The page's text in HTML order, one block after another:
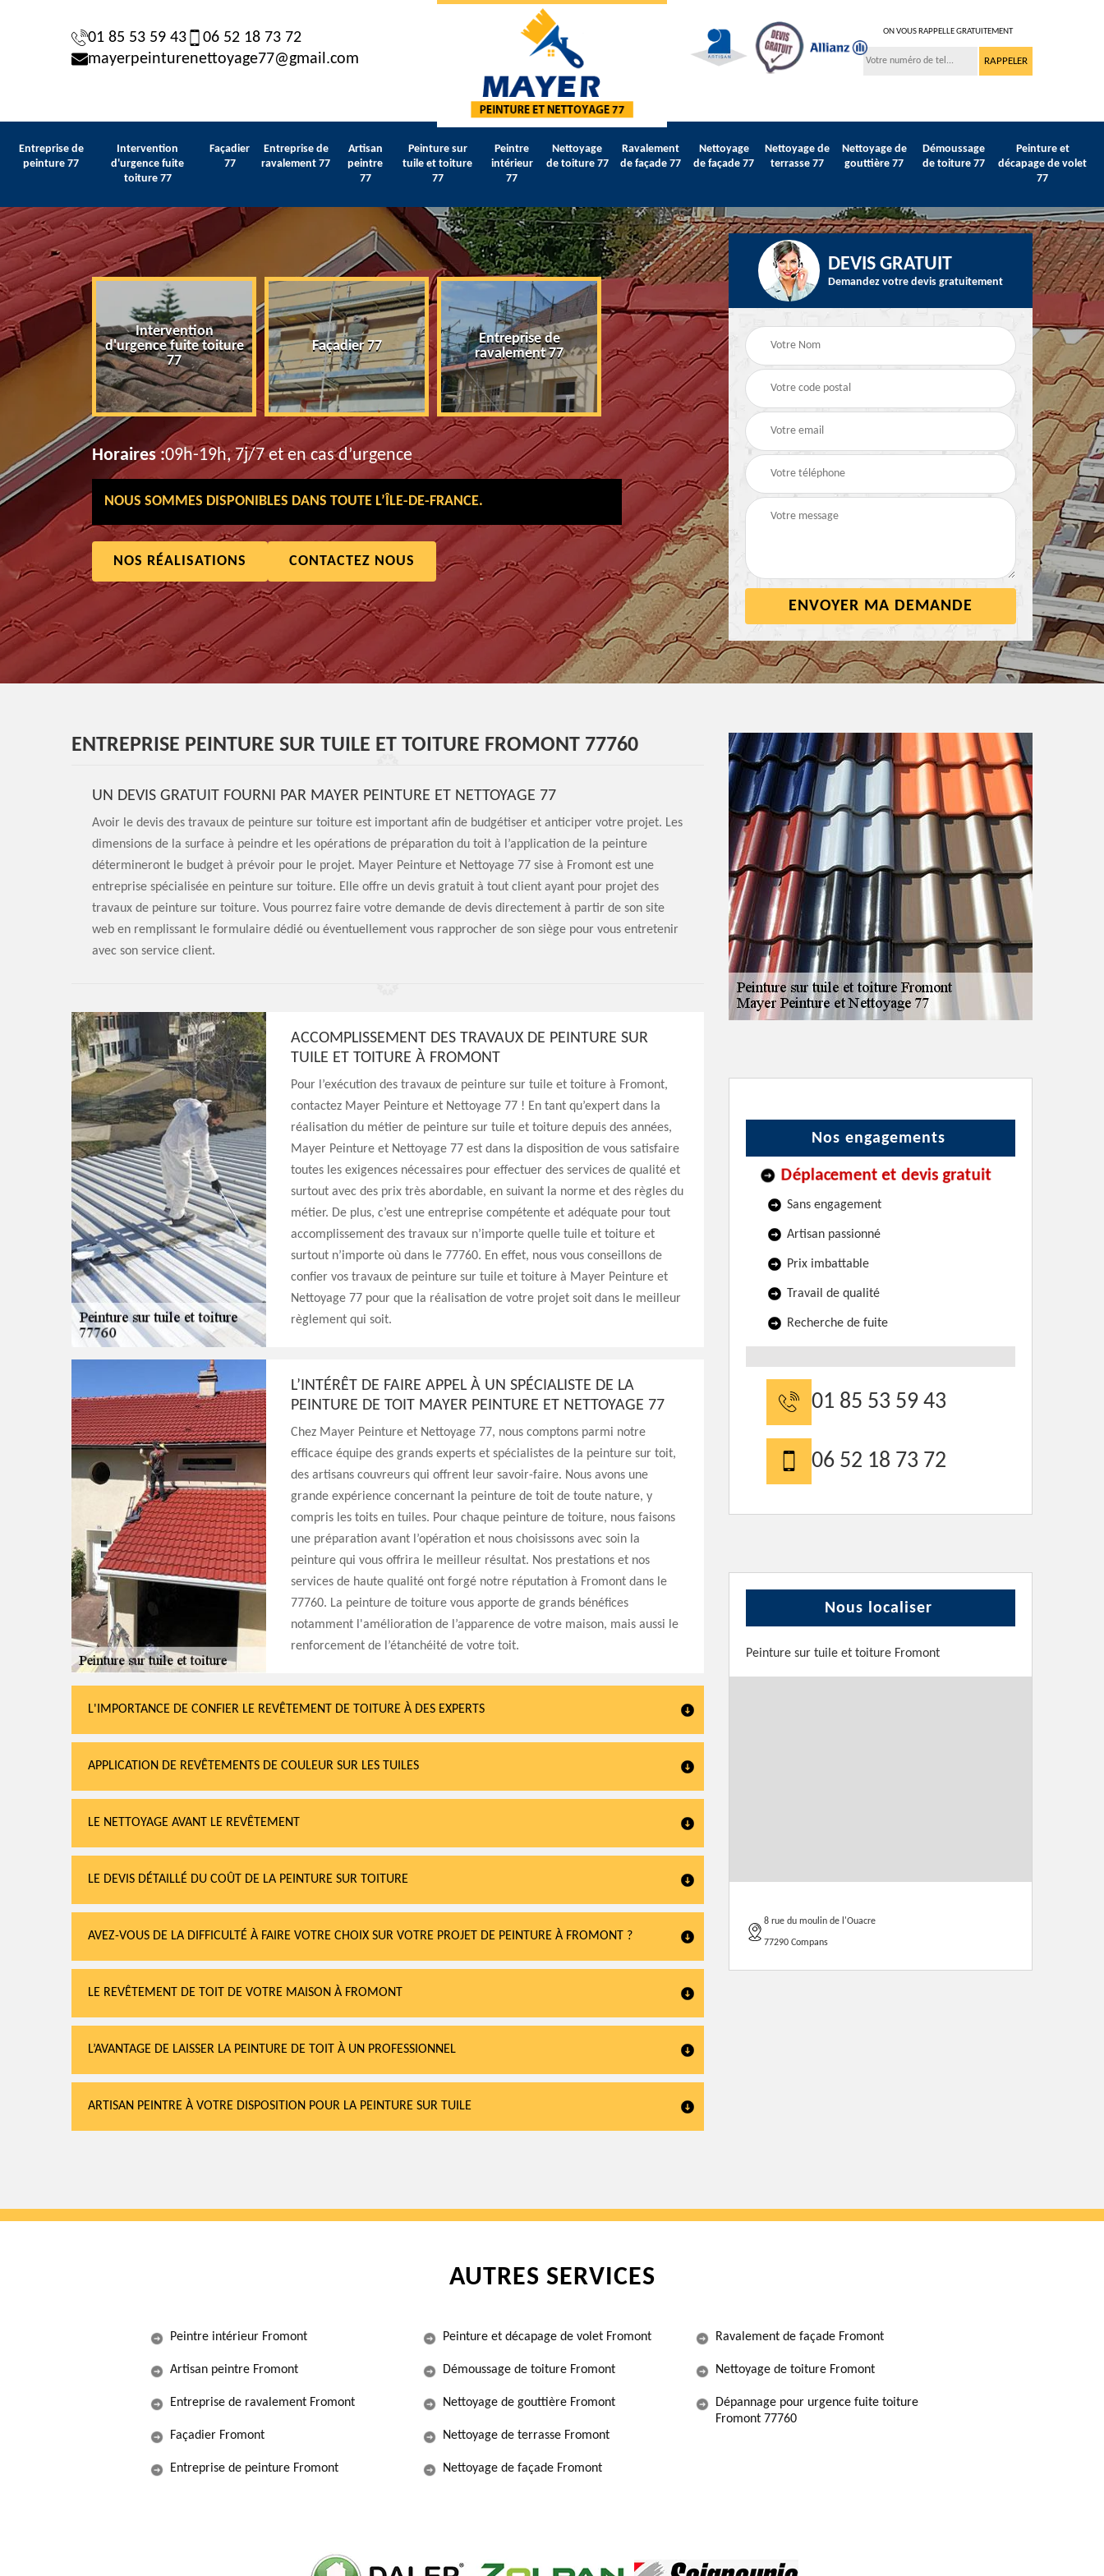
01 85 53 59 43
06 52 18 73 72
mayerpeinturenettoyage77@gmail.com
ON VOUS RAPPELLE GRATUITEMENT
Entreprise de
peinture 77
Intervention
d'urgence fuite
toiture 77
Façadier
77
Entreprise de
ravalement 77
Artisan
peintre
77
Peinture sur
tuile et toiture
77
Peintre
intérieur
77
Nettoyage
de toiture 77
Ravalement
de façade 77
Nettoyage
de façade 77
Nettoyage de
terrasse 77
Nettoyage de
gouttière 77
Démoussage
de toiture 77
Peinture et
décapage de volet
77
peinture
Intervention
d'urgence fuite toiture
77
Façadier 77
Entreprise de
ravalement 77
Artisan peintre 77
Peinture sur tuile et
Peintre intérieur 77
Horaires :09h-19h, 7j/7 et en cas d’urgence
NOUS SOMMES DISPONIBLES DANS TOUTE L’ÎLE-DE-FRANCE.
NOS RÉALISATIONS CONTACTEZ NOUS
DEVIS GRATUIT
Demandez votre devis gratuitement
ENTREPRISE PEINTURE SUR TUILE ET TOITURE FROMONT 77760
UN DEVIS GRATUIT FOURNI PAR MAYER PEINTURE ET NETTOYAGE 77
Avoir le devis des travaux de peinture sur toiture est important afin de budgétiser et anticiper votre projet. Les
dimensions de la surface à peindre et les opérations de préparation du toit à l’application de la peinture
détermineront le budget à prévoir pour le projet. Mayer Peinture et Nettoyage 77 sise à Fromont est une
entreprise spécialisée en peinture sur toiture. Elle offre un devis gratuit à tout client ayant pour projet des
travaux de peinture sur toiture. Vous pourrez faire votre demande de devis directement à partir de son site
web en remplissant le formulaire dédié ou éventuellement vous rapprocher de son siège pour vous entretenir
avec son service client.
ACCOMPLISSEMENT DES TRAVAUX DE PEINTURE SUR
TUILE ET TOITURE À FROMONT
Pour l’exécution des travaux de peinture sur tuile et toiture à Fromont,
contactez Mayer Peinture et Nettoyage 77 ! En tant qu’expert dans la
réalisation du métier de peinture sur tuile et toiture depuis des années,
Mayer Peinture et Nettoyage 77 est dans la disposition de vous satisfaire
toutes les exigences nécessaires pour effectuer des services de qualité et
surtout avec des prix très abordable, en suivant la norme et des règles du
métier. De plus, c’est une entreprise compétente et adéquate pour tout
accomplissement des travaux sur n’importe quelle tuile et toiture et
surtout n’importe où dans le 77760. En effet, nous vous conseillons de
confier vos travaux de peinture sur tuile et toiture à Mayer Peinture et
Nettoyage 77 pour que la réalisation de votre projet soit dans le meilleur
règlement qui soit.
L’INTÉRÊT DE FAIRE APPEL À UN SPÉCIALISTE DE LA
PEINTURE DE TOIT MAYER PEINTURE ET NETTOYAGE 77
Chez Mayer Peinture et Nettoyage 77, nous comptons parmi notre
efficace équipe des grands experts et spécialistes de la peinture sur toit,
des artisans couvreurs qui offrent leur savoir-faire. Nous avons une
grande expérience concernant la peinture de toit de toute nature, y
compris les toits en tuiles. Pour chaque peinture de toiture, nous faisons
une préparation avant l’opération et nous choisissons avec soin la
peinture qui vous offrira le meilleur résultat. Nos prestations et nos
services de haute qualité ont forgé notre réputation à Fromont dans le
77760. La peinture de toiture vous apporte de grands bénéfices
notamment l'amélioration de l’apparence de votre maison, mais aussi le
renforcement de l’étanchéité de votre toit.
L'IMPORTANCE DE CONFIER LE REVÊTEMENT DE TOITURE À DES EXPERTS
APPLICATION DE REVÊTEMENTS DE COULEUR SUR LES TUILES
LE NETTOYAGE AVANT LE REVÊTEMENT
LE DEVIS DÉTAILLÉ DU COÛT DE LA PEINTURE SUR TOITURE
AVEZ-VOUS DE LA DIFFICULTÉ À FAIRE VOTRE CHOIX SUR VOTRE PROJET DE PEINTURE À FROMONT ?
LE REVÊTEMENT DE TOIT DE VOTRE MAISON À FROMONT
L’AVANTAGE DE LAISSER LA PEINTURE DE TOIT À UN PROFESSIONNEL
ARTISAN PEINTRE À VOTRE DISPOSITION POUR LA PEINTURE SUR TUILE
Nos engagements
Déplacement et devis gratuit
Sans engagement
Artisan passionné
Prix imbattable
Travail de qualité
Recherche de fuite
01 85 53 59 43
06 52 18 73 72
Nous localiser
Peinture sur tuile et toiture Fromont
8 rue du moulin de l'Ouacre
77290 Compans
AUTRES SERVICES
Peintre intérieur Fromont
Artisan peintre Fromont
Entreprise de ravalement Fromont
Façadier Fromont
Entreprise de peinture Fromont
Peinture et décapage de volet Fromont
Démoussage de toiture Fromont
Nettoyage de gouttière Fromont
Nettoyage de terrasse Fromont
Nettoyage de façade Fromont
Ravalement de façade Fromont
Nettoyage de toiture Fromont
Dépannage pour urgence fuite toiture
Fromont 77760